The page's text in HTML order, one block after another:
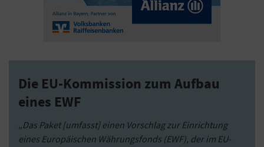
Die EU-Kommission zum Aufbau
eines EWF
„Das Paket [umfasst] einen Vorschlag zur Einrichtung
eines Europäischen Währungsfonds (EWF), der im EU-